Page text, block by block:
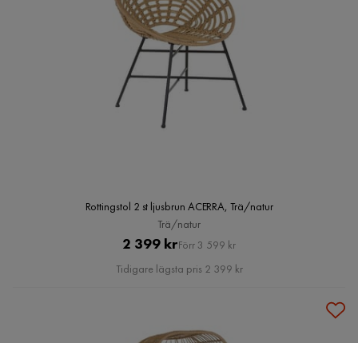
Rottingstol 2 st ljusbrun ACERRA, Trä/natur
Trä/natur
Pris
2 399 krOriginal
Pris
Förr 3 599 kr
Tidigare lägsta pris 2 399 kr